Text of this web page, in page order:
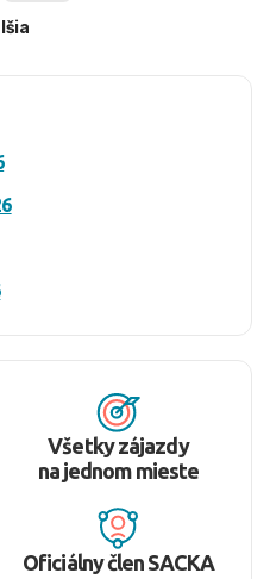
Všetky zájazdy
na jednom mieste
Oficiálny člen SACKA